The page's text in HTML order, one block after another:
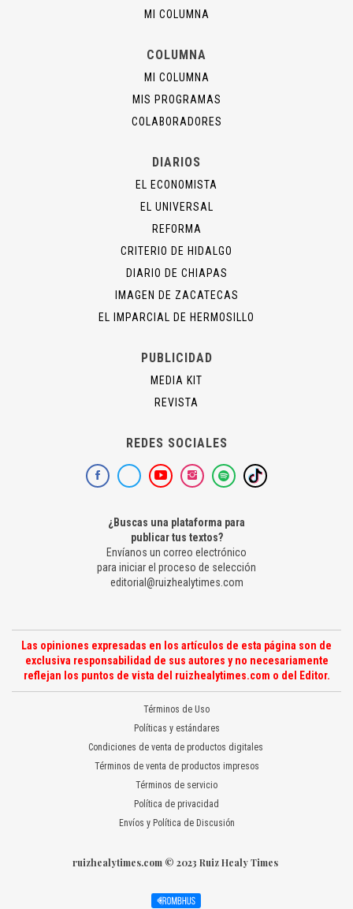
MI COLUMNA
COLUMNA
MI COLUMNA
MIS PROGRAMAS
COLABORADORES
DIARIOS
EL ECONOMISTA
EL UNIVERSAL
REFORMA
CRITERIO DE HIDALGO
DIARIO DE CHIAPAS
IMAGEN DE ZACATECAS
EL IMPARCIAL DE HERMOSILLO
PUBLICIDAD
MEDIA KIT
REVISTA
REDES SOCIALES
¿Buscas una plataforma para
publicar tus textos?
Envíanos un correo electrónico
para iniciar el proceso de selección
editorial@ruizhealytimes.com
Las opiniones expresadas en los artículos de esta página son de
exclusiva responsabilidad de sus autores y no necesariamente
reflejan los puntos de vista del ruizhealytimes.com o del Editor.
Términos de Uso
Políticas y estándares
Condiciones de venta de productos digitales
Términos de venta de productos impresos
Términos de servicio
Política de privacidad
Envíos y Política de Discusión
ruizhealytimes.com © 2023 Ruiz Healy Times